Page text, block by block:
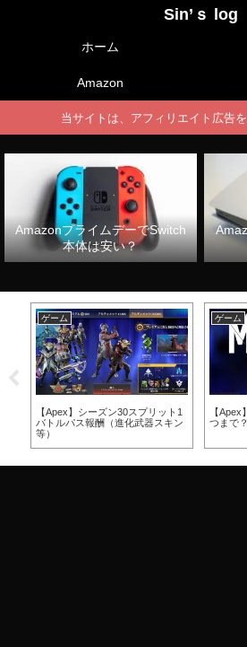
Sin’ｓ log
ホーム
Amazon
当サイトは、アフィリエイト広告を
AmazonプライムデーでSwitch
本体は安い？
ゲーム
【Apex】シーズン30スプリット1
バトルパス報酬（進化武器スキン
等）
ゲーム
【
つまで